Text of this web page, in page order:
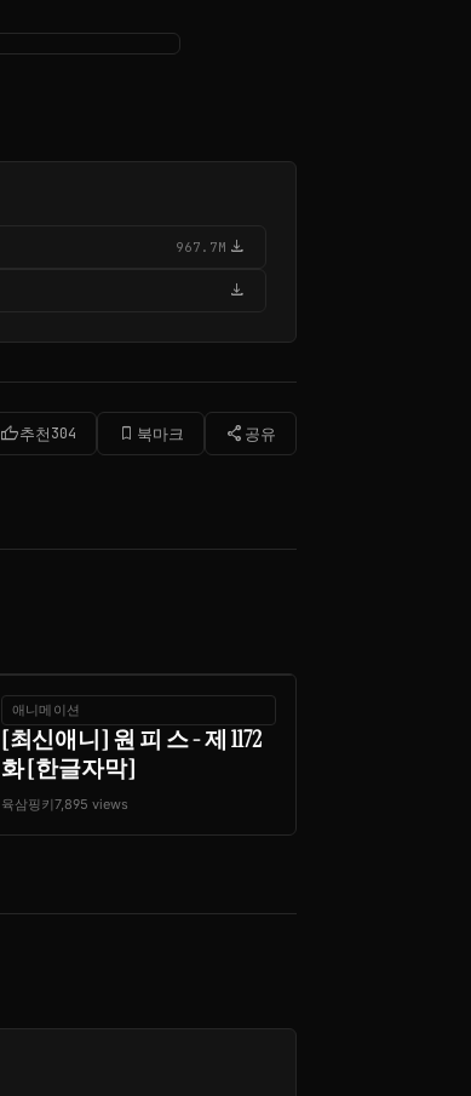
967.7M download
download
thumb_up추천304 bookmark_border 북마크 share 공유
애니메이션
[최신애니] 원 피 스 - 제 1172
화 [한글자막]
육삼핑키7,895 views